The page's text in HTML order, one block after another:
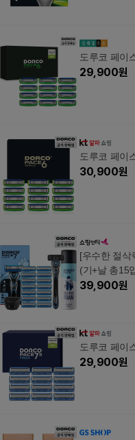
도루코 페이
29,900원
도루코 페이
30,900원
[우수한 절삭
(기+날 총15
39,900원
도루코 페이
29,900원